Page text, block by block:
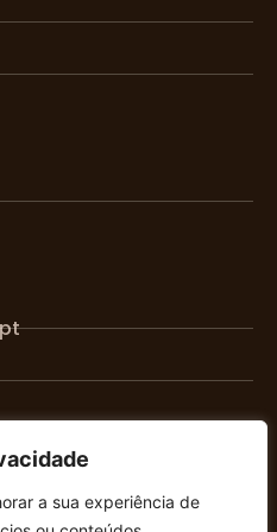
a sua experiência de
SOCIAIS